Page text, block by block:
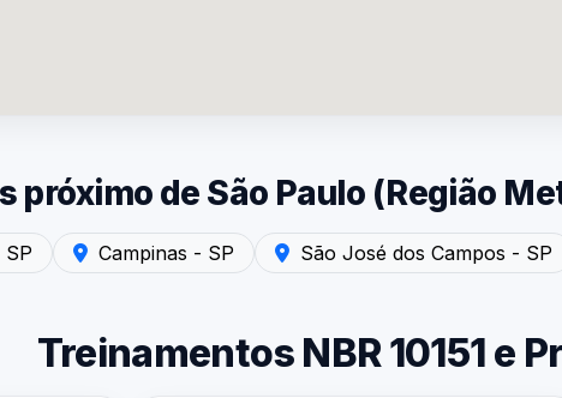
próximo de São Paulo (Região
Campinas - SP São José dos Campos - SP
Treinamentos NBR 10151 e